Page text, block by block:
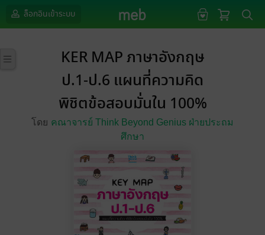
ล็อกอินเข้าระบบ
KER MAP ภาษาอังกฤษ
ป.1-ป.6 แผนที่ความคิด
พิชิตข้อสอบมั่นใน 100%
โดย คณาจารย์ Think Beyond Genius ฝ่ายประถม
ศึกษา